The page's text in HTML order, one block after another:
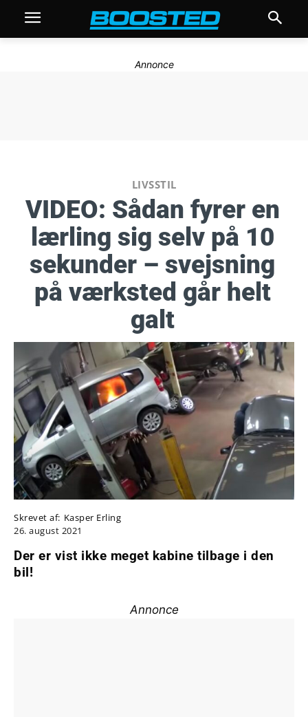
Annonce
LIVSSTIL
VIDEO: Sådan fyrer en
lærling sig selv på 10
sekunder – svejsning
på værksted går helt
galt
Skrevet af: Kasper Erling
26. august 2021
Der er vist ikke meget kabine tilbage i den
bil!
Annonce